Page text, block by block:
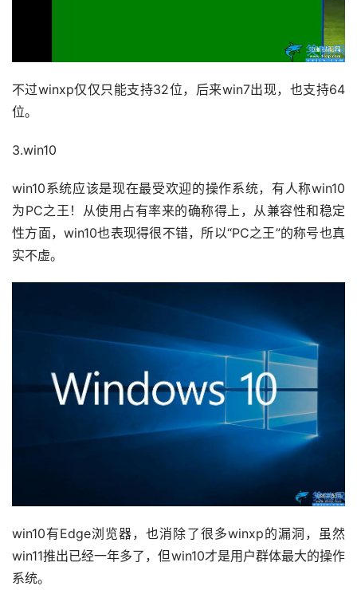
不过winxp仅仅只能支持32位，后来win7出现，也支持64
位。
3.win10
win10系统应该是现在最受欢迎的操作系统，有人称win10
为PC之王！从使用占有率来的确称得上，从兼容性和稳定
性方面，win10也表现得很不错，所以“PC之王”的称号也真
实不虚。
win10有Edge浏览器，也消除了很多winxp的漏洞，虽然
win11推出已经一年多了，但win10才是用户群体最大的操作
系统。